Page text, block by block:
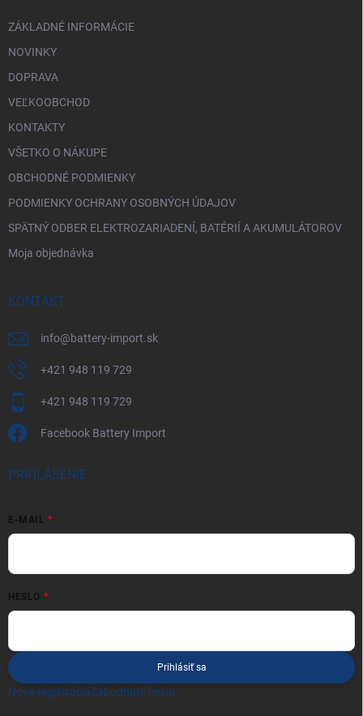
ZÁKLADNÉ INFORMÁCIE
NOVINKY
DOPRAVA
VEĽKOOBCHOD
KONTAKTY
VŠETKO O NÁKUPE
OBCHODNÉ PODMIENKY
PODMIENKY OCHRANY OSOBNÝCH ÚDAJOV
SPÄTNÝ ODBER ELEKTROZARIADENÍ, BATÉRIÍ A AKUMULÁTOROV
Moja objednávka
KONTAKT
info@battery-import.sk
+421 948 119 729
+421 948 119 729
Facebook Battery Import
PRIHLÁSENIE
E-MAIL
HESLO
Prihlásiť sa
Nová registráciaZabudnuté heslo